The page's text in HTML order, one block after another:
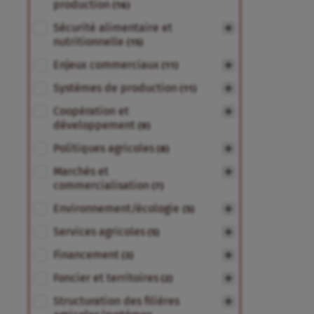
production (16)
Sécurité alimentaire et
nutritionnelle
Enjeux commerciaux
Systèmes de production
Coopération et
développement
(9)
Politiques agricoles (8)
Marchés et
commercialisation (7)
Environnement/écologie
Services agricoles
Financement
Foncier et territoires
Structuration des filières